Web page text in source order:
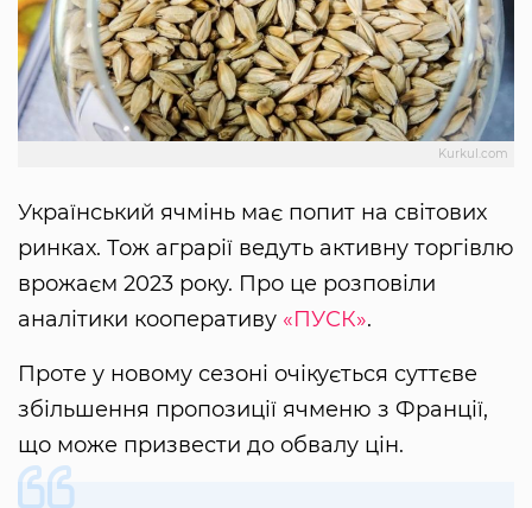
Kurkul.com
Український ячмінь має попит на світових
ринках. Тож аграрії ведуть активну торгівлю
врожаєм 2023 року. Про це розповіли
аналітики кооперативу «ПУСК».
Проте у новому сезоні очікується суттєве
збільшення пропозиції ячменю з Франції,
що може призвести до обвалу цін.